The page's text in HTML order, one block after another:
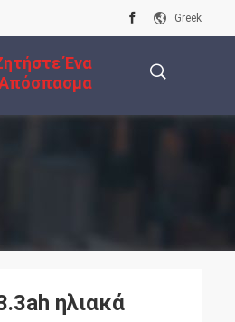
Greek
Ένα
ηλιακά